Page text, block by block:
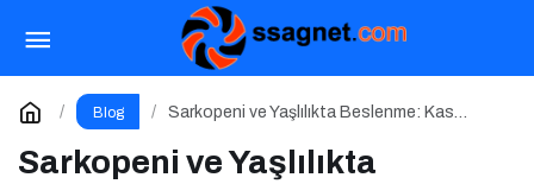
Blog
Sarkopeni ve Yaşlılıkta Beslenme: Kas
Sarkopeni ve Yaşlılıkta
Postbiyotikler: Probiyotiklerin Yeni
Jenerasyonu mu?
Yorum Yap